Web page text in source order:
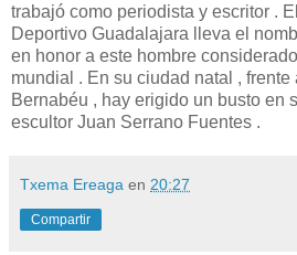
trabajó como periodista y escritor .
Deportivo Guadalajara lleva el
en honor a este hombre
mundial . En su ciudad natal ,
Bernabéu , hay erigido un busto en
escultor Juan Serrano Fuentes .
Txema Ereaga en 20:27
Compartir